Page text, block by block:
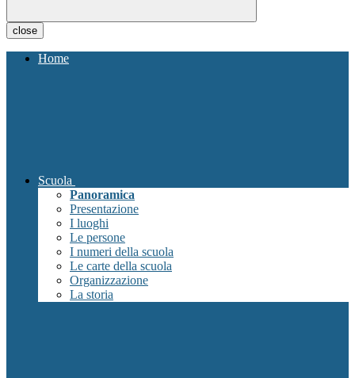
close
Home
Scuola
Panoramica
Presentazione
I luoghi
Le persone
I numeri della scuola
Le carte della scuola
Organizzazione
La storia